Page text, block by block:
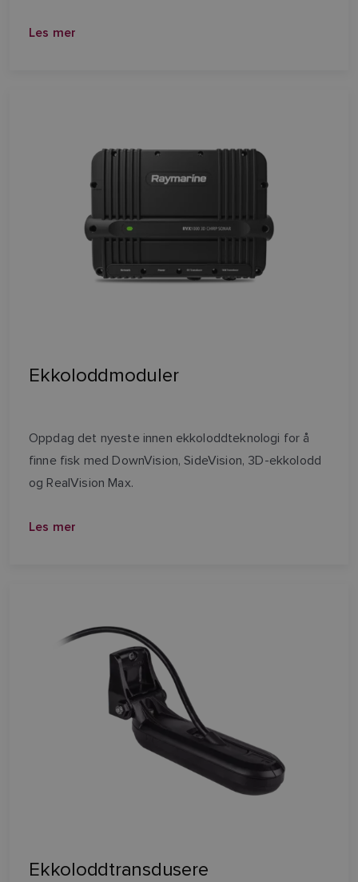
Les mer
Ekkoloddmoduler
Oppdag det nyeste innen ekkoloddteknologi for å
finne fisk med DownVision, SideVision, 3D-ekkolodd
og RealVision Max.
Les mer
Ekkoloddtransdusere